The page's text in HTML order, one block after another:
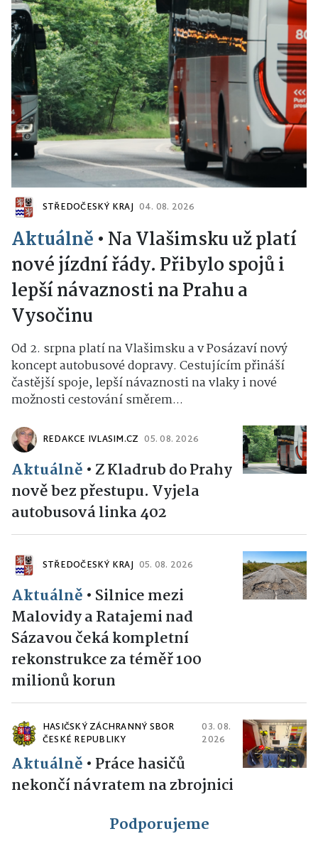
STŘEDOČESKÝ KRAJ 04. 08. 2026
Aktuálně • Na Vlašimsku už platí
nové jízdní řády. Přibylo spojů i
lepší návaznosti na Prahu a
Vysočinu
Od 2. srpna platí na Vlašimsku a v Posázaví nový
koncept autobusové dopravy. Cestujícím přináší
častější spoje, lepší návaznosti na vlaky i nové
možnosti cestování směrem...
REDAKCE IVLASIM.CZ 05. 08. 2026
Aktuálně • Z Kladrub do Prahy
nově bez přestupu. Vyjela
autobusová linka 402
STŘEDOČESKÝ KRAJ 05. 08. 2026
Aktuálně • Silnice mezi
Malovidy a Ratajemi nad
Sázavou čeká kompletní
rekonstrukce za téměř 100
milionů korun
HASIČSKÝ ZÁCHRANNÝ SBOR
ČESKÉ REPUBLIKY
03. 08.
2026
Aktuálně • Práce hasičů
nekončí návratem na zbrojnici
Podporujeme